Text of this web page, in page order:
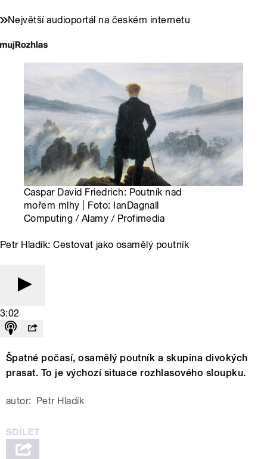
Největší audioportál na českém internetu
Caspar David Friedrich: Poutník nad
mořem mlhy | Foto: IanDagnall
Computing / Alamy / Profimedia
Petr Hladík: Cestovat jako osamělý poutník
3:02
Špatné počasí, osamělý poutník a skupina divokých
prasat. To je výchozí situace rozhlasového sloupku.
autor: Petr Hladík